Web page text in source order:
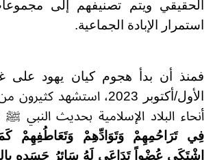
الحقيقي ويتم تصنيفهم إلى
استمرار الإبادة الجماعية.
فمنذ أن بدأ هجوم كيان يهود على
الأول/أكتوبر 2023، استشهد
أنحاء البلاد الإسلامية بحديث النبي ﷺ
فِي تَرَاحُمِهِمْ وَتَوَادِّهِمْ وَتَعَاطُفِهِمْ
اشْتَكَى عُضْواً تَدَاعَى لَهُ سَائِرُ جَسَدِهِ